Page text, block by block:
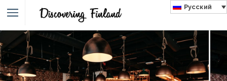
Русский